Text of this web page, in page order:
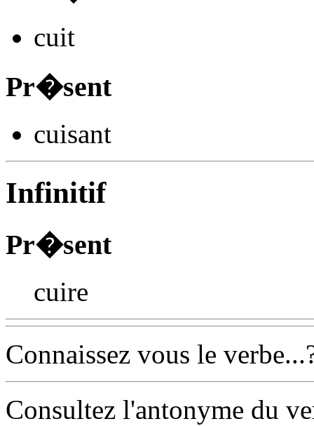
cuit
Pr�sent
cuisant
Infinitif
Pr�sent
cuire
Connaissez vous le
Consultez l'antonyme du